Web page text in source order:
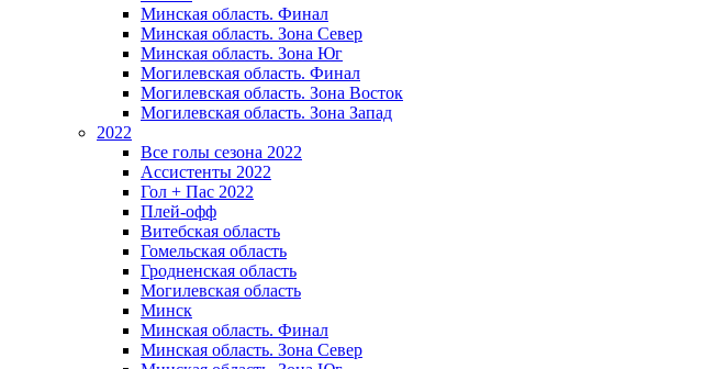
Минская область. Финал
Минская область. Зона Север
Минская область. Зона Юг
Могилевская область. Финал
Могилевская область. Зона Восток
Могилевская область. Зона Запад
2022
Все голы сезона 2022
Ассистенты 2022
Гол + Пас 2022
Плей-офф
Витебская область
Гомельская область
Гродненская область
Могилевская область
Минск
Mинская область. Финал
Минская область. Зона Север